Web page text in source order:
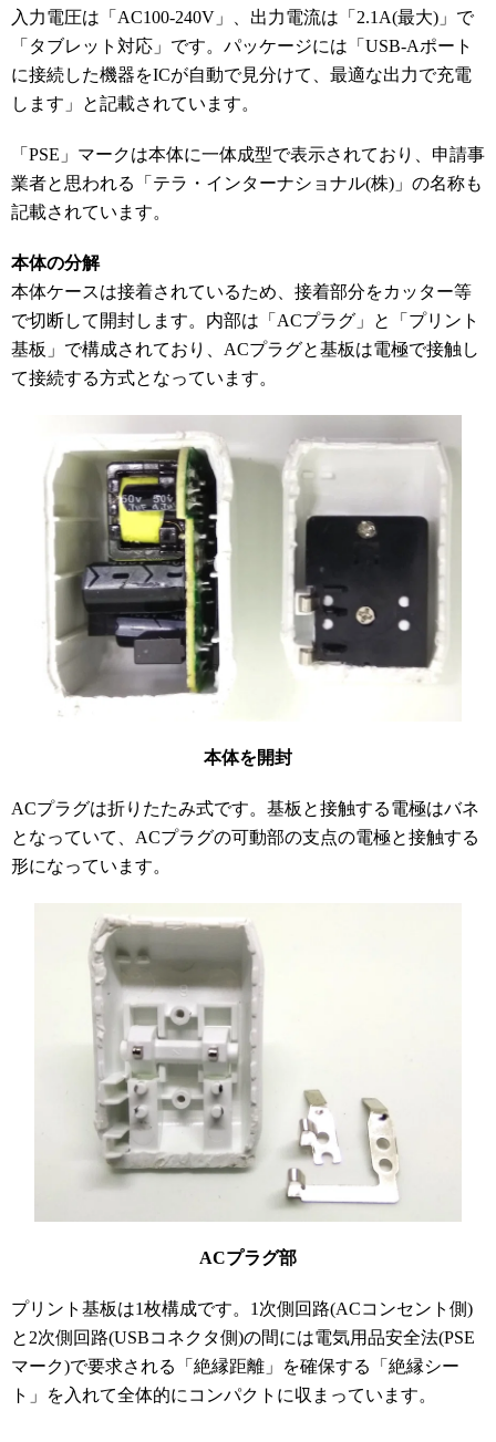
入力電圧は「AC100-240V」、出力電流は「2.1A(最大)」で
「タブレット対応」です。パッケージには「USB-Aポート
に接続した機器をICが自動で見分けて、最適な出力で充電
します」と記載されています。
「PSE」マークは本体に一体成型で表示されており、申請事
業者と思われる「テラ・インターナショナル(株)」の名称も
記載されています。
本体の分解
本体ケースは接着されているため、接着部分をカッター等
で切断して開封します。内部は「ACプラグ」と「プリント
基板」で構成されており、ACプラグと基板は電極で接触し
て接続する方式となっています。
本体を開封
ACプラグは折りたたみ式です。基板と接触する電極はバネ
となっていて、ACプラグの可動部の支点の電極と接触する
形になっています。
ACプラグ部
プリント基板は1枚構成です。1次側回路(ACコンセント側)
と2次側回路(USBコネクタ側)の間には電気用品安全法(PSE
マーク)で要求される「絶縁距離」を確保する「絶縁シー
ト」を入れて全体的にコンパクトに収まっています。